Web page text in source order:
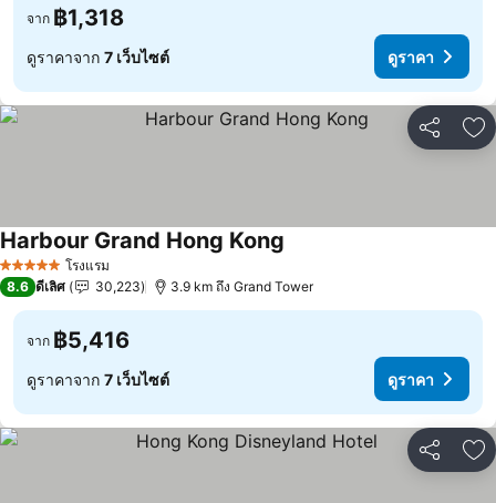
จาก ฿1,318
ดูราคาจาก 7 เว็บไซต์ ดูราคา
แชร์ เ
5 ดาว โรงแรม
Harbour Grand Hong Kong
8.6 ดีเลิศ 30,223 3.9 km ถึง Grand Tower
จาก ฿5,416
ดูราคาจาก 7 เว็บไซต์ ดูราคา
แชร์ เ